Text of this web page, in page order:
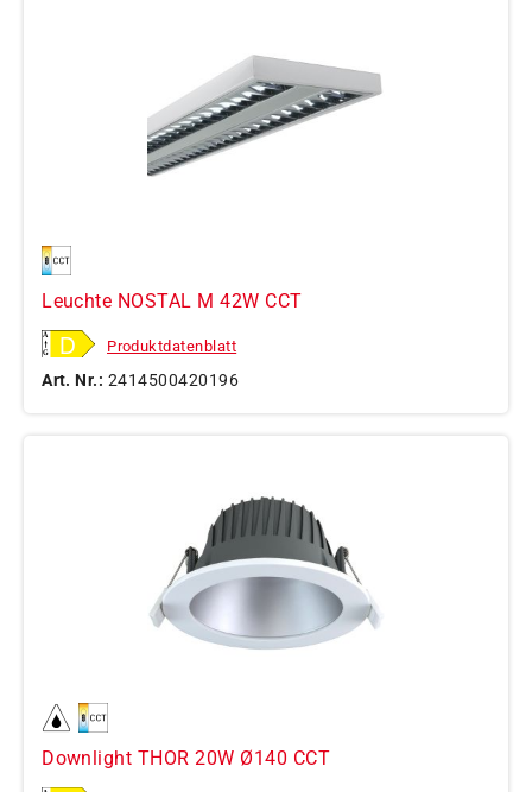
Leuchte NOSTAL M 42W CCT
Produktdatenblatt
Art. Nr.: 2414500420196
Downlight THOR 20W Ø140 CCT